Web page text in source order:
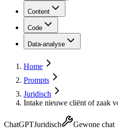
Content
Code
Data-analyse
Home
Prompts
Juridisch
Intake nieuwe cliënt of zaak
ChatGPTJuridisch Gewone chat